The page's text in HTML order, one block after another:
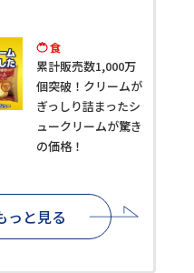
食
累計販売数1,000万
個突破！クリームが
ぎっしり詰まったシ
ュークリームが驚き
の価格！
っと見る